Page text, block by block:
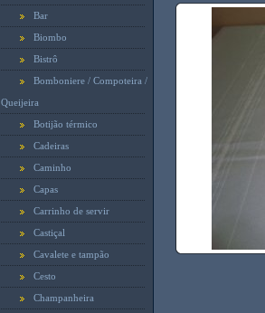
Bar
Biombo
Bistrô
Bomboniere / Compoteira /
Queijeira
Botijão térmico
Cadeiras
Caminho
Capas
Carrinho de servir
Castiçal
Cavalete e tampão
Cesto
Champanheira